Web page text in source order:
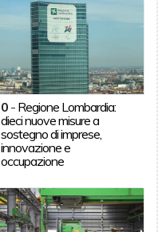
0 - Regione Lombardia:
dieci nuove misure a
sostegno di imprese,
innovazione e
occupazione